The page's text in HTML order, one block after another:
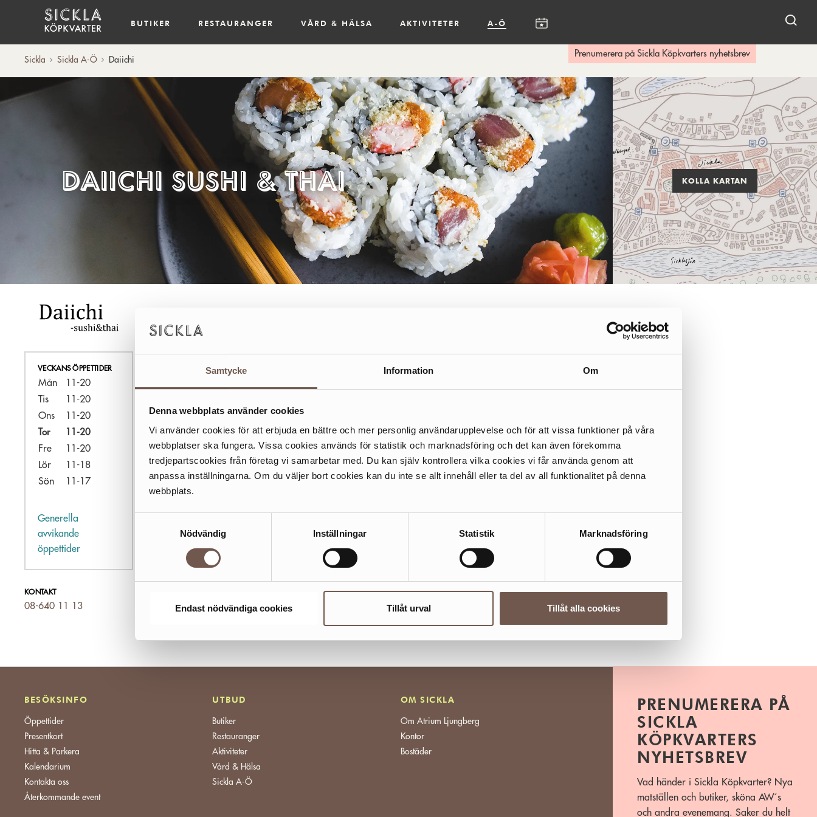
Samtycke Information Om
Denna webbplats använder cookies
Vi använder cookies för att erbjuda en bättre och mer personlig användarupplevelse och för att vissa funktioner på våra
webbplatser ska fungera. Vissa cookies används för statistik och marknadsföring och det kan även förekomma
tredjepartscookies från företag vi samarbetar med. Du kan själv kontrollera vilka cookies vi får använda genom att
anpassa inställningarna. Om du väljer bort cookies kan du inte se allt innehåll eller ta del av all funktionalitet på denna
webbplats.
Nödvändig
Inställningar Statistik Marknadsföring
Endast nödvändiga cookies Tillåt urval Tillåt alla cookies
BUTIKER RESTAURANGER VÅRD & HÄLSA AKTIVITETER A-Ö
Prenumerera på Sickla Köpkvarters nyhetsbrev
Sickla Sickla A-Ö Daiichi
Daiichi Sushi & Thai KOLLA KARTAN
VECKANS ÖPPETTIDER
Mån
11-20
Tis
11-20
Ons
11-20
Tor 11-20
Fre
11-20
Lör
11-18
Sön
11-17
Generella
avvikande
öppettider
KONTAKT
08-640 11 13
Varmt välkommen!
BESÖKSINFO
Öppettider
Presentkort
Hitta & Parkera
Kalendarium
Kontakta oss
Återkommande event
UTBUD
Butiker
Restauranger
Aktiviteter
Vård & Hälsa
Sickla A-Ö
OM SICKLA
Om Atrium Ljungberg
Kontor
Bostäder
PRENUMERERA PÅ
SICKLA
KÖPKVARTERS
NYHETSBREV
Vad händer i Sickla Köpkvarter? Nya
matställen och butiker, sköna AW´s
och andra evenemang. Saker du helt